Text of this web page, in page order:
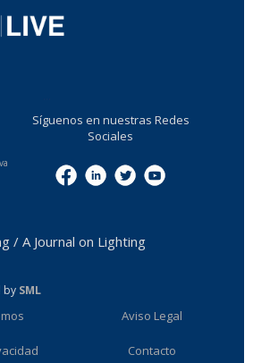
Síguenos en nuestras Redes
Sociales
/ A Journal on Lighting
by SML
Aviso Legal
Contacto